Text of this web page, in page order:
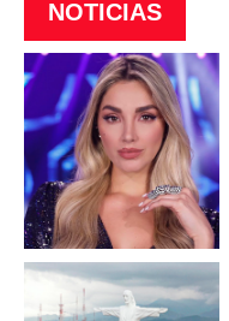
NOTICIAS